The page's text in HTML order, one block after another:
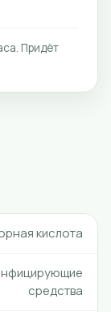
кислота
средства
Придёт